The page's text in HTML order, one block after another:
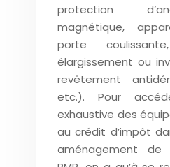
protection
magnétique,
porte
élargissement ou
revêtement
etc.). Pour
exhaustive des
au crédit d’impôt
aménagement de